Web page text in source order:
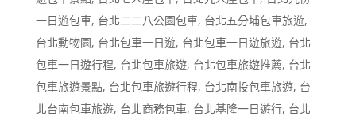
一日遊包車, 台北二二八公園包車, 台北五分埔包車旅遊,
台北動物園, 台北包車一日遊, 台北包車一日遊旅遊, 台北
包車一日遊行程, 台北包車旅遊, 台北包車旅遊推薦, 台北
包車旅遊景點, 台北包車旅遊行程, 台北南投包車旅遊, 台
北台南包車旅遊, 台北商務包車, 台北基隆一日遊行, 台北